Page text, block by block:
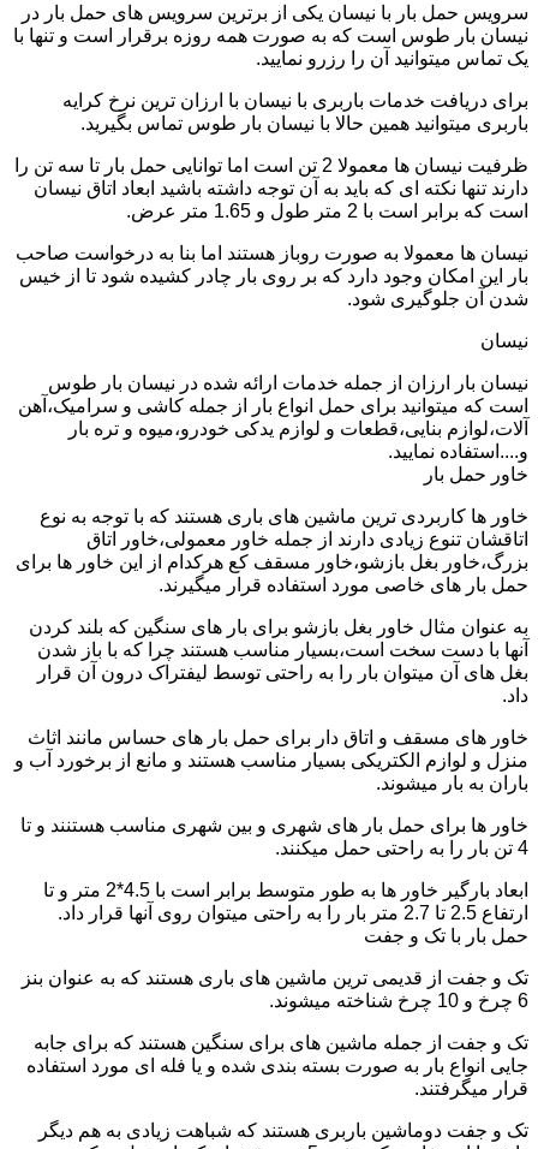
سرویس حمل بار با نیسان یکی از برترین سرویس های حمل بار در
نیسان بار طوس است که به صورت همه روزه برقرار است و تنها با
یک تماس میتوانید آن را رزرو نمایید.
برای دریافت خدمات باربری با نیسان با ارزان ترین نرخ کرایه
باربری میتوانید همین حالا با نیسان بار طوس تماس بگیرید.
ظرفیت نیسان ها معمولا 2 تن است اما توانایی حمل بار تا سه تن را
دارند تنها نکته ای که باید به آن توجه داشته باشید ابعاد اتاق نیسان
است که برابر است با 2 متر طول و 1.65 متر عرض.
نیسان ها معمولا به صورت روباز هستند اما بنا به درخواست صاحب
بار این امکان وجود دارد که بر روی بار چادر کشیده شود تا از خیس
شدن آن جلوگیری شود.
نیسان
نیسان بار ارزان از جمله خدمات ارائه شده در نیسان بار طوس
است که میتوانید برای حمل انواع بار از جمله کاشی و سرامیک،آهن
آلات،لوازم بنایی،قطعات و لوازم یدکی خودرو،میوه و تره بار
و....استفاده نمایید.
خاور حمل بار
خاور ها کاربردی ترین ماشین های باری هستند که با توجه به نوع
اتاقشان تنوع زیادی دارند از جمله خاور معمولی،خاور اتاق
بزرگ،خاور بغل بازشو،خاور مسقف کع هرکدام از این خاور ها برای
حمل بار های خاصی مورد استفاده قرار میگیرند.
به عنوان مثال خاور بغل بازشو برای بار های سنگین که بلند کردن
آنها با دست سخت است،بسیار مناسب هستند چرا که با باز شدن
بغل های آن میتوان بار را به راحتی توسط لیفتراک درون آن قرار
داد.
خاور های مسقف و اتاق دار برای حمل بار های حساس مانند اثاث
منزل و لوازم الکتریکی بسیار مناسب هستند و مانع از برخورد آب و
باران به بار میشوند.
خاور ها برای حمل بار های شهری و بین شهری مناسب هستنند و تا
4 تن بار را به راحتی حمل میکنند.
ابعاد بارگیر خاور ها به طور متوسط برابر است با 4.5*2 متر و تا
ارتفاع 2.5 تا 2.7 متر بار را به راحتی میتوان روی آنها قرار داد.
حمل بار با تک و جفت
تک و جفت از قدیمی ترین ماشین های باری هستند که به عنوان بنز
6 چرخ و 10 چرخ شناخته میشوند.
تک و جفت از جمله ماشین های برای سنگین هستند که برای جابه
جایی انواع بار به صورت بسته بندی شده و یا فله ای مورد استفاده
قرار میگرفتند.
تک و جفت دوماشین باربری هستند که شباهت زیادی به هم دیگر